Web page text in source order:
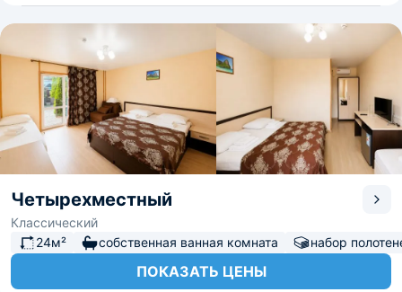
Четырехместный
Классический
24м²
собственная ванная комната набор
ПОКАЗАТЬ ЦЕНЫ